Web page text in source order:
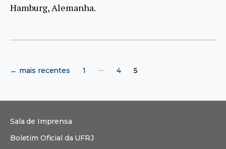
Hamburg, Alemanha.
de
← mais recentes 1 … 4 5
Sala de Imprensa
Boletim Oficial da UFRJ